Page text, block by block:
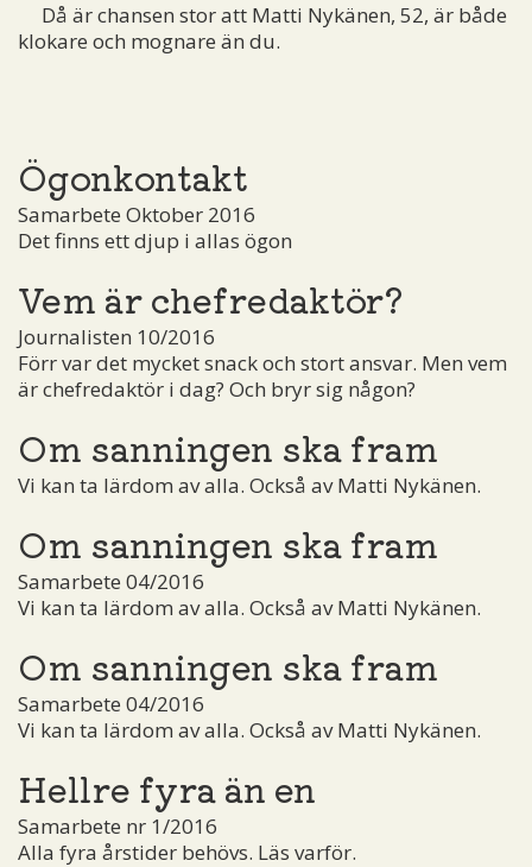
Då är chansen stor att Matti Nykänen, 52, är både
klokare och mognare än du.
Ögonkontakt
Samarbete Oktober 2016
Det finns ett djup i allas ögon
Vem är chefredaktör?
Journalisten 10/2016
Förr var det mycket snack och stort ansvar. Men vem
är chefredaktör i dag? Och bryr sig någon?
Om sanningen ska fram
Vi kan ta lärdom av alla. Också av Matti Nykänen.
Om sanningen ska fram
Samarbete 04/2016
Vi kan ta lärdom av alla. Också av Matti Nykänen.
Om sanningen ska fram
Samarbete 04/2016
Vi kan ta lärdom av alla. Också av Matti Nykänen.
Hellre fyra än en
Samarbete nr 1/2016
Alla fyra årstider behövs. Läs varför.